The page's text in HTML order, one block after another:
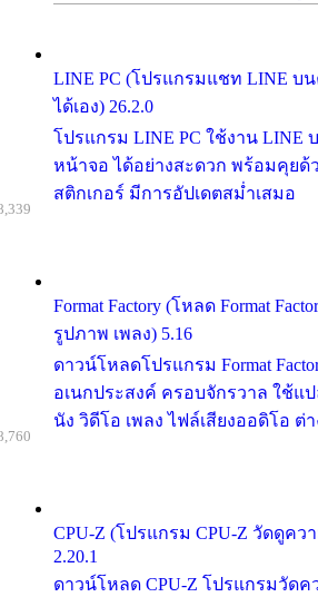
LINE PC (โปรแกรมแชท LINE บ
ได้เอง) 26.2.0
โปรแกรม LINE PC ใช้งาน LINE
หน้าจอ ได้อย่างสะดวก พร้อมคุยด้
สติกเกอร์ มีการอัปเดตสม่ำเสมอ
Format Factory (โหลด Format
รูปภาพ เพลง) 5.16
ดาวน์โหลดโปรแกรม Format
อเนกประสงค์ ครอบจักรวาล ใช้แ
นัง วิดีโอ เพลง ไฟล์เสียงออดิโอ ต่า
CPU-Z (โปรแกรม CPU-Z วัดดูคว
2.20.1
ดาวน์โหลด CPU-Z โปรแกรมวัดค